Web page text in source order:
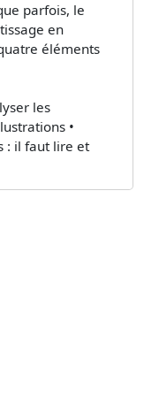
parfois, le
en
éléments
les
•
: il faut lire et